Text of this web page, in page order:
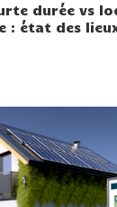
durée vs
: état des